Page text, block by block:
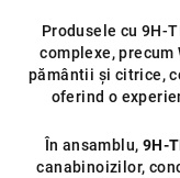
Produsele cu 9H-
complexe, precum
pământii și citrice,
oferind o
În ansamblu, 9H-
canabinoizilor,